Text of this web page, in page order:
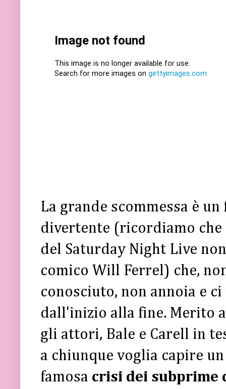
La grande scommessa è
divertente (ricordiamo
del Saturday Night Live
comico Will Ferrel) che,
conosciuto, non annoia e
dall'inizio alla fine. Merito
gli attori, Bale e Carell in
a chiunque voglia capire
famosa crisi dei subprime